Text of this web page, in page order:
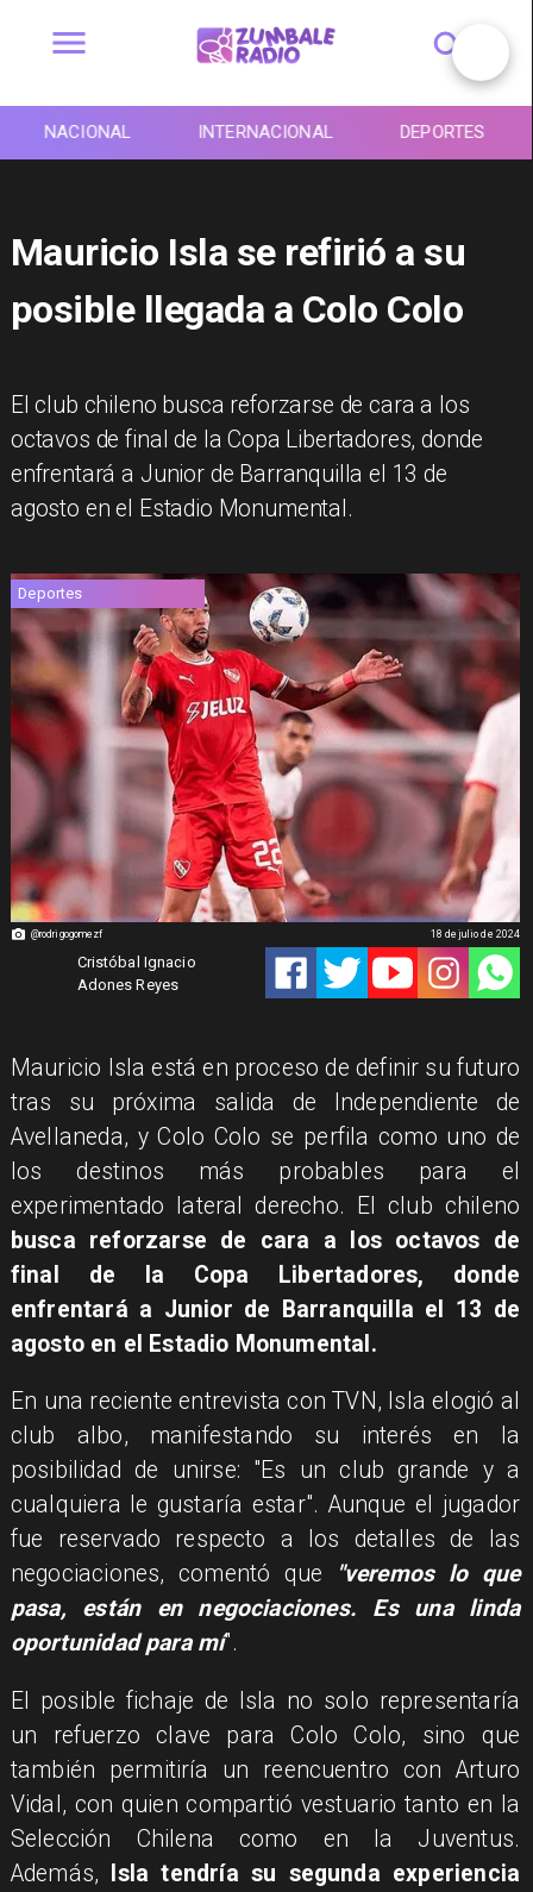
NACIONAL INTERNACIONAL DEPORTES
Mauricio Isla se refirió a su
posible llegada a Colo Colo
​El club chileno busca reforzarse de cara a los
octavos de final de la Copa Libertadores, donde
enfrentará a Junior de Barranquilla el 13 de
agosto en el Estadio Monumental.
@rodrigogomezf
Deportes
Cristóbal Ignacio
Adones Reyes
18 de julio de 2024
Mauricio Isla está en proceso de definir su futuro
tras su próxima salida de Independiente de
Avellaneda, y Colo Colo se perfila como uno de
los destinos más probables para el
experimentado lateral derecho. El club chileno
busca reforzarse de cara a los octavos de
final de la Copa Libertadores, donde
enfrentará a Junior de Barranquilla el 13 de
agosto en el Estadio Monumental.
En una reciente entrevista con TVN, Isla elogió al
club albo, manifestando su interés en la
posibilidad de unirse: "Es un club grande y a
cualquiera le gustaría estar". Aunque el jugador
fue reservado respecto a los detalles de las
negociaciones, comentó que
"veremos lo que
pasa, están en negociaciones. Es una linda
oportunidad para mí".
El posible fichaje de Isla no solo representaría
un refuerzo clave para Colo Colo, sino que
también permitiría un reencuentro con Arturo
Vidal, con quien compartió vestuario tanto en la
Selección Chilena como en la Juventus.
Además, Isla tendría su segunda experiencia